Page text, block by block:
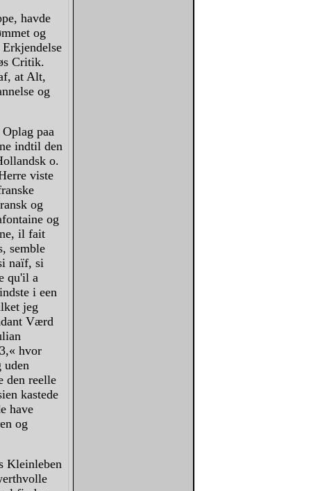
havde
og
Critik.
at Alt,
og
paa
indtil den
o.
viste
og
og
il fait
semble
naïf, si
qu'il a
i een
jeg
Værd
hvor
uden
den reelle
kastede
have
og
Kleinleben